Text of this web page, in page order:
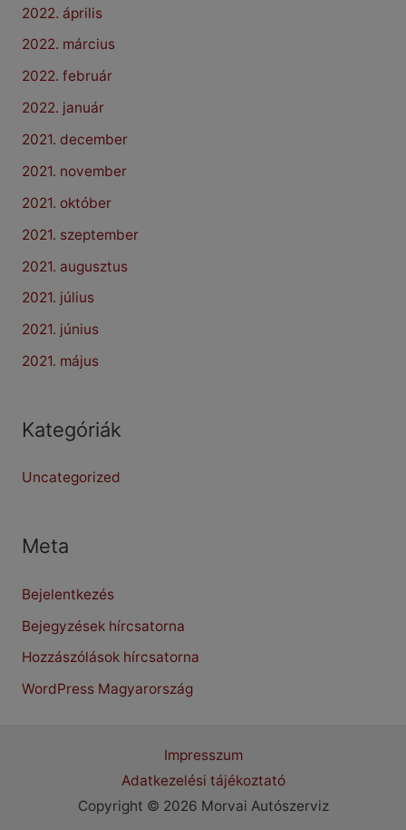
2022. április
2022. március
2022. február
2022. január
2021. december
2021. november
2021. október
2021. szeptember
2021. augusztus
2021. július
2021. június
2021. május
Kategóriák
Uncategorized
Meta
Bejelentkezés
Bejegyzések hírcsatorna
Hozzászólások hírcsatorna
WordPress Magyarország
Impresszum
Adatkezelési tájékoztató
Copyright © 2026 Morvai Autószerviz